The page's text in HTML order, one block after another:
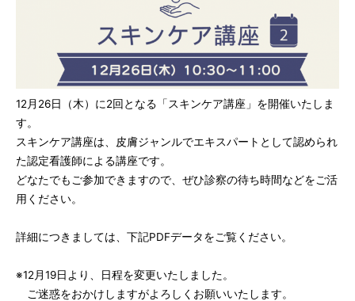
12月26日（木）に2回となる「スキンケア講座」を開催いたしま
す。
スキンケア講座は、皮膚ジャンルでエキスパートとして認められ
た認定看護師による講座です。
どなたでもご参加できますので、ぜひ診察の待ち時間などをご活
用ください。
詳細につきましては、下記PDFデータをご覧ください。
※12月19日より、日程を変更いたしました。
ご迷惑をおかけしますがよろしくお願いいたします。